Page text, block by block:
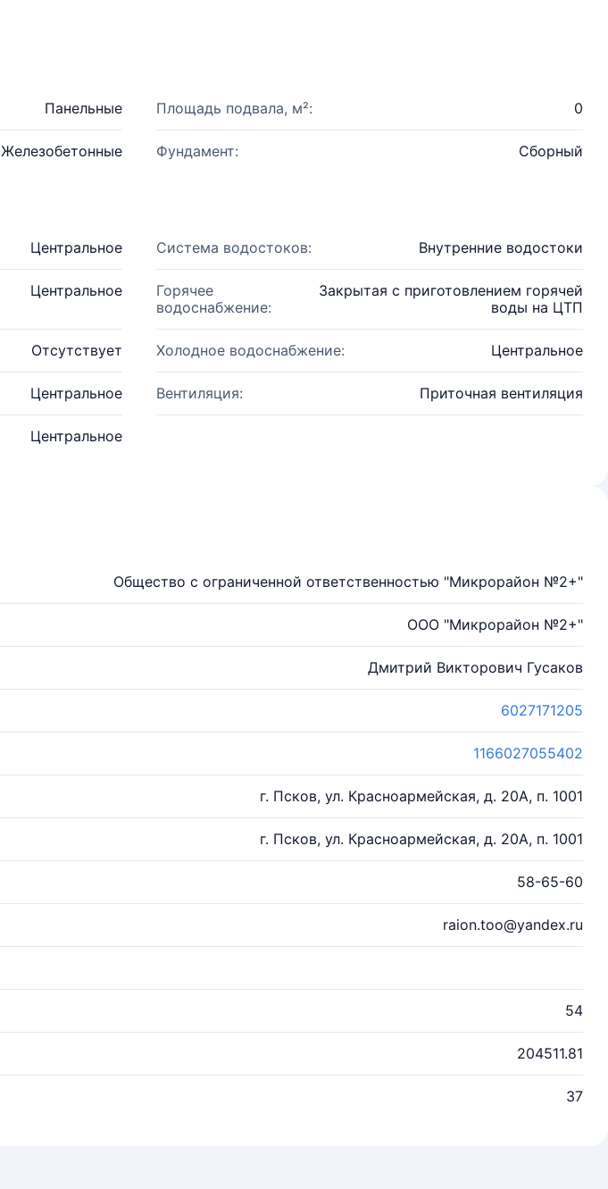
Панельные Площадь подвала, м²: 0
Железобетонные Фундамент: Сборный
Центральное Система водостоков: Внутренние водостоки
Центральное
Горячее
водоснабжение:
Закрытая с приготовлением горячей
воды на ЦТП
Отсутствует Холодное водоснабжение: Центральное
Центральное Вентиляция: Приточная вентиляция
Центральное
Общество с ограниченной ответственностью "Микрорайон №2+"
ООО "Микрорайон №2+"
Дмитрий Викторович Гусаков
6027171205
1166027055402
г. Псков, ул. Красноармейская, д. 20А, п. 1001
г. Псков, ул. Красноармейская, д. 20А, п. 1001
58-65-60
raion.too@yandex.ru
54
204511.81
37